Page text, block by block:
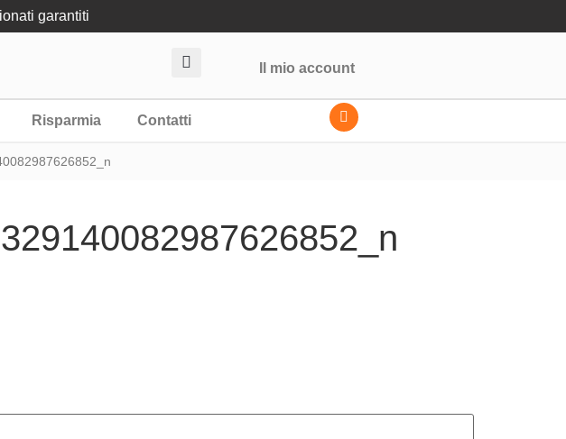
garantiti
Il mio account
Risparmia Contatti